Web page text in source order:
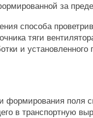
за
способа
тяги
и установленного
формирования поля
в транспортную